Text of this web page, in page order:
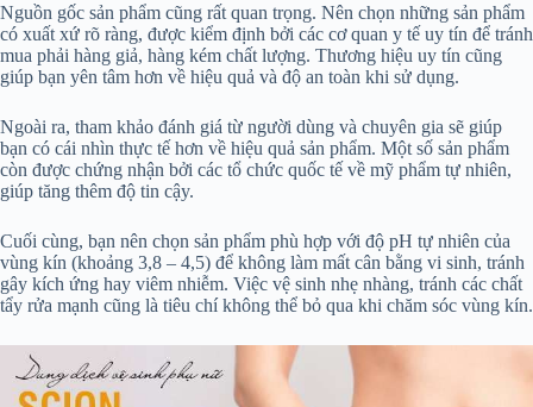
Nguồn gốc sản phẩm cũng rất quan trọng. Nên chọn những sản phẩm
có xuất xứ rõ ràng, được kiểm định bởi các cơ quan y tế uy tín để tránh
mua phải hàng giả, hàng kém chất lượng. Thương hiệu uy tín cũng
giúp bạn yên tâm hơn về hiệu quả và độ an toàn khi sử dụng.
Ngoài ra, tham khảo đánh giá từ người dùng và chuyên gia sẽ giúp
bạn có cái nhìn thực tế hơn về hiệu quả sản phẩm. Một số sản phẩm
còn được chứng nhận bởi các tổ chức quốc tế về mỹ phẩm tự nhiên,
giúp tăng thêm độ tin cậy.
Cuối cùng, bạn nên chọn sản phẩm phù hợp với độ pH tự nhiên của
vùng kín (khoảng 3,8 – 4,5) để không làm mất cân bằng vi sinh, tránh
gây kích ứng hay viêm nhiễm. Việc vệ sinh nhẹ nhàng, tránh các chất
tẩy rửa mạnh cũng là tiêu chí không thể bỏ qua khi chăm sóc vùng kín.